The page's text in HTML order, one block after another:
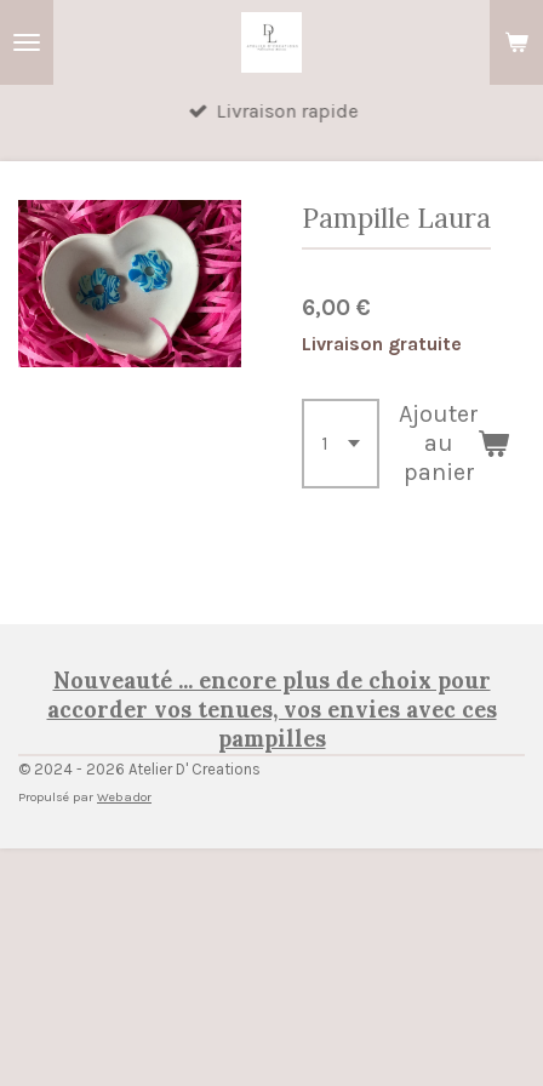
Livraison rapide
Pampille Laura
6,00 €
Livraison gratuite
Ajouter
au
panier
Nouveauté ... encore plus de choix pour
accorder vos tenues, vos envies avec ces
pampilles
© 2024 - 2026 Atelier D' Creations
Propulsé par Webador